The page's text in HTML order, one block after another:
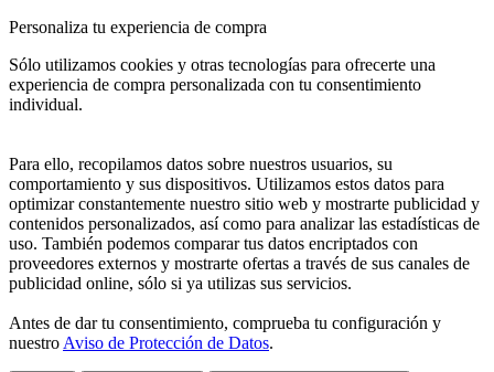
Personaliza tu experiencia de compra
Sólo utilizamos cookies y otras tecnologías para ofrecerte una
experiencia de compra personalizada con tu consentimiento
individual.
Para ello, recopilamos datos sobre nuestros usuarios, su
comportamiento y sus dispositivos. Utilizamos estos datos para
optimizar constantemente nuestro sitio web y mostrarte publicidad y
contenidos personalizados, así como para analizar las estadísticas de
uso. También podemos comparar tus datos encriptados con
proveedores externos y mostrarte ofertas a través de sus canales de
publicidad online, sólo si ya utilizas sus servicios.
Antes de dar tu consentimiento, comprueba tu configuración y
nuestro Aviso de Protección de Datos.